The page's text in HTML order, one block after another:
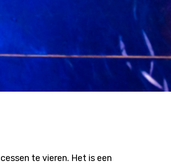
te vieren. Het is een